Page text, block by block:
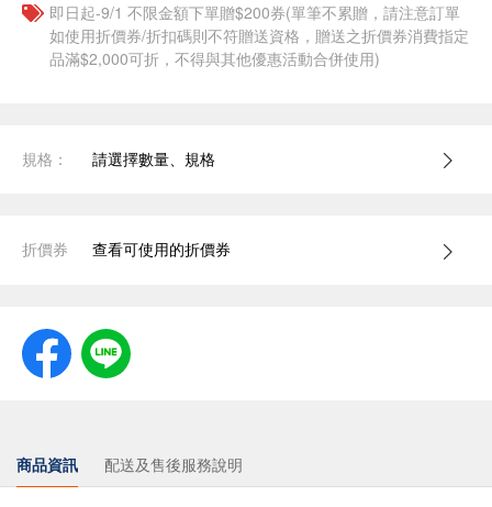
即日起-9/1 不限金額下單贈$200券(單筆不累贈，請注意訂單
如使用折價券/折扣碼則不符贈送資格，贈送之折價券消費指定
品滿$2,000可折，不得與其他優惠活動合併使用)
規格： 請選擇數量、規格
折價券 查看可使用的折價券
商品資訊 配送及售後服務說明